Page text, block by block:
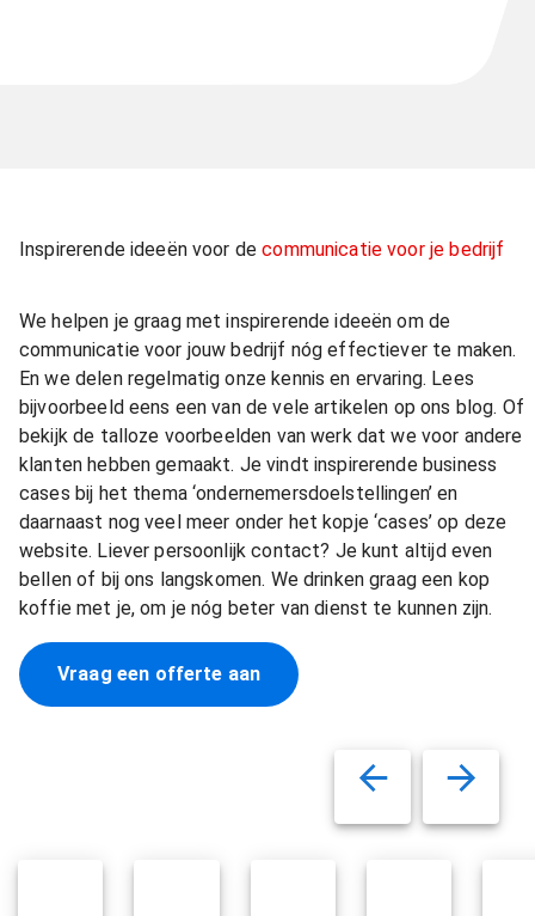
Inspirerende ideeën voor decommunicatie voor je bedrijf
We helpen je graag met inspirerende ideeën om de
communicatie voor jouw bedrijf nóg effectiever te maken.
En we delen regelmatig onze kennis en ervaring. Lees
bijvoorbeeld eens een van de vele artikelen op ons blog. Of
bekijk de talloze voorbeelden van werk dat we voor andere
klanten hebben gemaakt. Je vindt inspirerende business
cases bij het thema ‘ondernemersdoelstellingen’ en
daarnaast nog veel meer onder het kopje ‘cases’ op deze
website. Liever persoonlijk contact? Je kunt altijd even
bellen of bij ons langskomen. We drinken graag een kop
koffie met je, om je nóg beter van dienst te kunnen zijn.
Vraag een offerte aan